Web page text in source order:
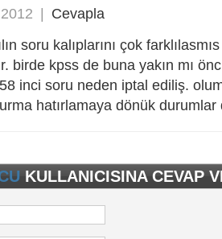
| Cevapla
soru kalıplarını çok
birde kpss de buna yakın mı
inci soru neden iptal ediliş.
hatırlamaya dönük
KULLANICISINA CEVAP